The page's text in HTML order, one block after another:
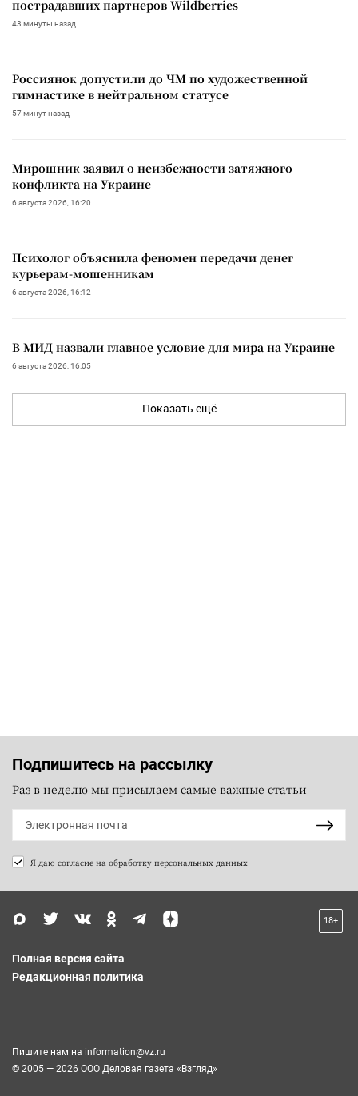
пострадавших партнеров Wildberries
43 минуты назад
Россиянок допустили до ЧМ по художественной
гимнастике в нейтральном статусе
57 минут назад
Мирошник заявил о неизбежности затяжного
конфликта на Украине
6 августа 2026, 16:20
Психолог объяснила феномен передачи денег
курьерам-мошенникам
6 августа 2026, 16:12
В МИД назвали главное условие для мира на Украине
6 августа 2026, 16:05
Показать ещё
Подпишитесь на рассылку
Раз в неделю мы присылаем самые важные статьи
Я даю согласие на обработку персональных данных
18+
Полная версия сайта
Редакционная политика
Пишите нам на information@vz.ru
© 2005 — 2026 ООО Деловая газета «Взгляд»